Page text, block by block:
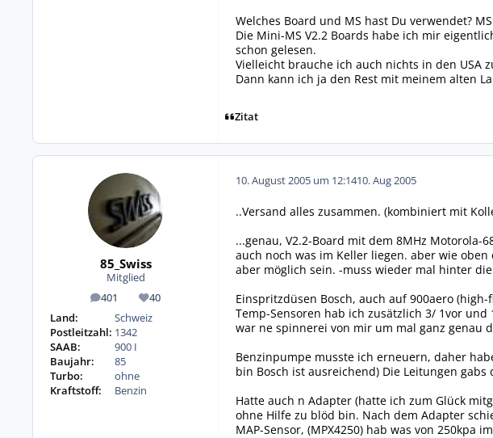
Welches Board und MS hast Du verwendet?
Die Mini-MS V2.2 Boards habe ich mir
schon gelesen.
Vielleicht brauche ich auch nichts in den USA
Dann kann ich ja den Rest mit meinem alten
Zitat
85_Swiss
Mitglied
401
Beiträge 40
Reputation
Land:
Schweiz
Postleitzahl: 1342
SAAB:
900 I
Baujahr:
85
Turbo:
ohne
Kraftstoff:
Benzin
10. August 2005 um 12:1410. Aug 2005
..Versand alles zusammen. (kombiniert mit
...genau, V2.2-Board mit dem 8MHz Motorola-
auch noch was im Keller liegen. aber wie
aber möglich sein. -muss wieder mal hinter
Einspritzdüsen Bosch, auch auf 900aero
Temp-Sensoren hab ich zusätzlich 3/ 1vor
war ne spinnerei von mir um mal ganz genau
Benzinpumpe musste ich erneuern, daher
bin Bosch ist ausreichend) Die Leitungen gabs
Hatte auch n Adapter (hatte ich zum Glück
ohne Hilfe zu blöd bin. Nach dem Adapter
MAP-Sensor, (MPX4250) hab was von 250kpa